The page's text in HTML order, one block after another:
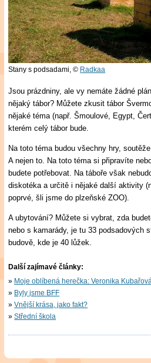
Stany s podsadami,© Radkaa
Jsou prázdniny, ale vy nemáte žádné
nějaký tábor? Můžete zkusit tábor
nějaké téma (např. Šmoulové, Egypt,
kterém celý tábor bude.
Na toto téma budou všechny hry,
A nejen to. Na toto téma si připravíte
budete potřebovat. Na táboře však
diskotéka a určitě i nějaké další aktivity
poprvé, šli jsme do plzeňské ZOO).
A ubytování? Můžete si vybrat, zda
nebo s kamarády, je tu 33 podsadových
budově, kde je 40 lůžek.
Další zajímavé články:
Moje oblíbená herečka: Veronika
Byly jsme BFF
Vnější krása, jako fakt?
Střední škola